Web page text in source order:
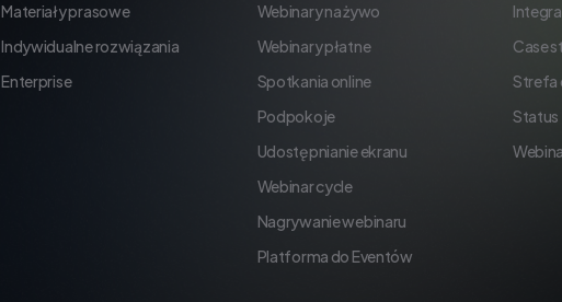
Materiały prasowe
Indywidualne rozwiązania
Enterprise
Webinary na żywo
Webinary płatne
Spotkania online
Podpokoje
Udostępnianie ekranu
Webinar cycle
Nagrywanie webinaru
Platforma do Eventów
Case
Strefa
Status